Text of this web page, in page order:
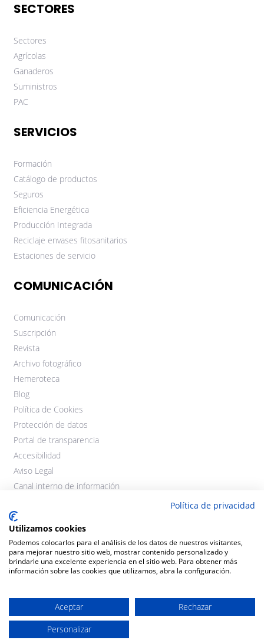
SECTORES
Sectores
Agrícolas
Ganaderos
Suministros
PAC
SERVICIOS
Formación
Catálogo de productos
Seguros
Eficiencia Energética
Producción Integrada
Reciclaje envases fitosanitarios
Estaciones de servicio
COMUNICACIÓN
Comunicación
Suscripción
Revista
Archivo fotográfico
Hemeroteca
Blog
Política de Cookies
Protección de datos
Portal de transparencia
Accesibilidad
Aviso Legal
Canal interno de información
derechos reservados.
Diseño y desarrollo:THEGECO
Política de privacidad
Utilizamos cookies
Podemos colocarlos para el análisis de los datos de nuestros visitantes,
para mejorar nuestro sitio web, mostrar contenido personalizado y
brindarle una excelente experiencia en el sitio web. Para obtener más
información sobre las cookies que utilizamos, abra la configuración.
Aceptar
Rechazar
Personalizar